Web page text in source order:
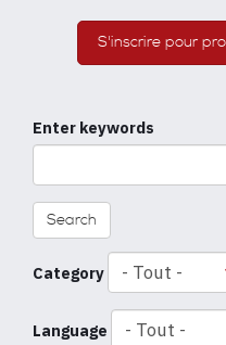
S'inscrire pour
Enter keywords
Search
Category
Language